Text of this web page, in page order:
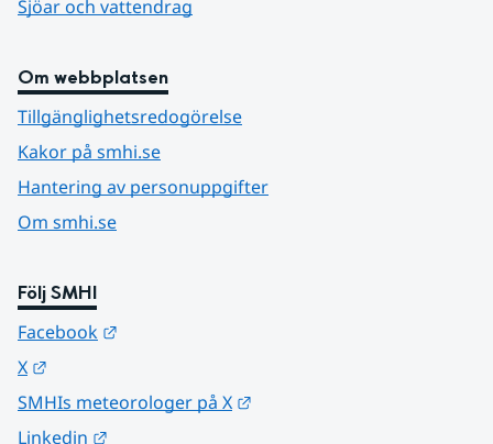
Sjöar och vattendrag
Om webbplatsen
Tillgänglighetsredogörelse
Kakor på smhi.se
Hantering av personuppgifter
Om smhi.se
Följ SMHI
Facebook
X
SMHIs meteorologer på X
Linkedin